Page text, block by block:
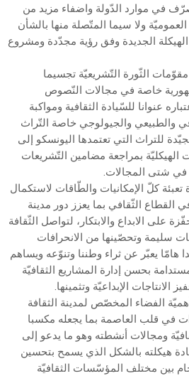
في موارد الدّولة واضفاء مزيد من
ولا سيما المتّصلة منها بالشأن
الجديدة وفق رؤية مجدّدة ومشروع
الثّورة التّشريعيّة تجسيما
خاصة في مجالات النّصوص
عنوانا للسّيادة الثقافية ومواكبة
والطبيعي والجيولوجي خاصة التّراث
للتراث التي تعتمدها اليونسكو إلى
بمراجعة مضامين التّشريعات
في شتى المجالات.
كلّ الإمكانيات والطّاقات لاستكمال
القطاع الثّقافي بما يعزز دور مدينة
على الابداع والابتكار، لتواصل الثّقافة
سليمة وتحصّينها من الانحرافات
هامّا يعبّر عن ثراء وطننا وتنوّعه ويساهم
بحسن إدارة المشاريع الثقافيّة
الانتاجات الإبداعيّة وتثمينها.
الفضاء المخصّص لمدينة الثقافة
مساحة 9 هكتارات في قلب العاصمة بما يجعله مكسبا
ومجالات أنشطته وهو ما يدعو إلى
هيكلته بالشكل الذي يسمح بتحسين
بين مختلف المؤسّسات الثقافيّة